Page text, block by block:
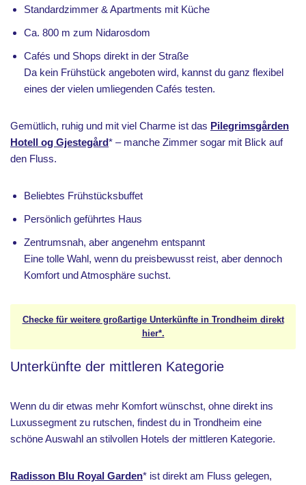
Standardzimmer & Apartments mit Küche
Ca. 800 m zum Nidarosdom
Cafés und Shops direkt in der Straße
Da kein Frühstück angeboten wird, kannst du ganz flexibel
eines der vielen umliegenden Cafés testen.
Gemütlich, ruhig und mit viel Charme ist das Pilegrimsgården
Hotell og Gjestegård* – manche Zimmer sogar mit Blick auf
den Fluss.
Beliebtes Frühstücksbuffet
Persönlich geführtes Haus
Zentrumsnah, aber angenehm entspannt
Eine tolle Wahl, wenn du preisbewusst reist, aber dennoch
Komfort und Atmosphäre suchst.
Checke für weitere großartige Unterkünfte in Trondheim direkt
hier*.
Unterkünfte der mittleren Kategorie
Wenn du dir etwas mehr Komfort wünschst, ohne direkt ins
Luxussegment zu rutschen, findest du in Trondheim eine
schöne Auswahl an stilvollen Hotels der mittleren Kategorie.
Radisson Blu Royal Garden* ist direkt am Fluss gelegen,